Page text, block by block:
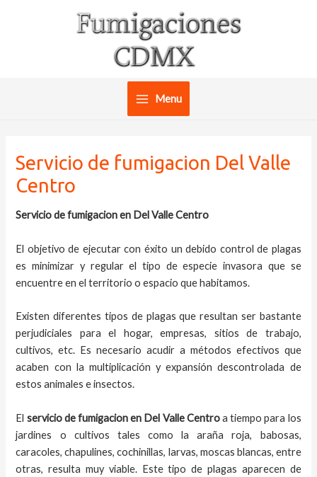
Main
Menu
Servicio de fumigacion Del Valle
Centro
Servicio de fumigacion en Del Valle Centro
El objetivo de ejecutar con éxito un debido control de plagas
es minimizar y regular el tipo de especie invasora que se
encuentre en el territorio o espacio que habitamos.
Existen diferentes tipos de plagas que resultan ser bastante
perjudiciales para el hogar, empresas, sitios de trabajo,
cultivos, etc. Es necesario acudir a métodos efectivos que
acaben con la multiplicación y expansión descontrolada de
estos animales e insectos.
El servicio de fumigacionen Del Valle Centroatiempo para los
jardines o cultivos tales como la araña roja, babosas,
caracoles, chapulines, cochinillas, larvas, moscas blancas, entre
otras, resulta muy viable. Este tipo de plagas aparecen de